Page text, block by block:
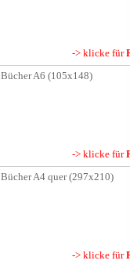
-> klicke für
Bücher A6 (105x148)
-> klicke für
Bücher A4 quer (297x210)
-> klicke für